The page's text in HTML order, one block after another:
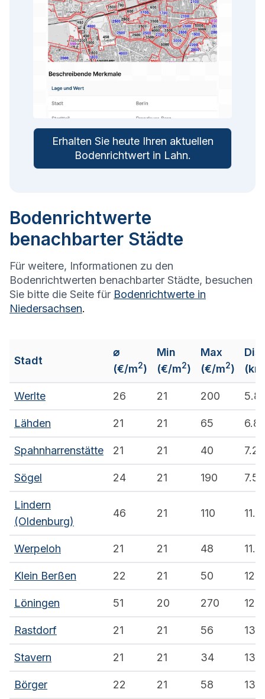
Erhalten Sie heute Ihren aktuellen
Bodenrichtwert in Lahn.
Bodenrichtwerte
benachbarter Städte
Für weitere, Informationen zu den
Bodenrichtwerten benachbarter Städte, besuchen
Sie bitte die Seite für Bodenrichtwerte in
Niedersachsen.
Stadt
⌀
(€/m2)
Min
(€/m2)
Max
(€/m2)
Werlte 26 21 200 5.8
Lähden 21 21 65 6.8
Spahnharrenstätte 21 21 40 7.2
Sögel 24 21 190 7.5
Lindern
(Oldenburg)
46 21 110 11.5
Werpeloh 21 21 48 11.6
Klein Berßen 22 21 50 12.0
Löningen 51 20 270 12.9
Rastdorf 21 21 56 13.6
Stavern 21 21 34 13.7
Börger 22 21 58 13.9